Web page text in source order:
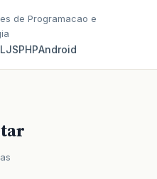
de Programacao e
JSPHPAndroid